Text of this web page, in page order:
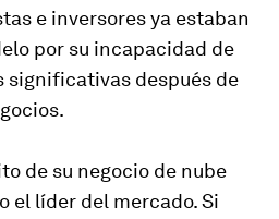
e inversores ya estaban
por su incapacidad de
significativas después de
de su negocio de nube
el líder del mercado. Si